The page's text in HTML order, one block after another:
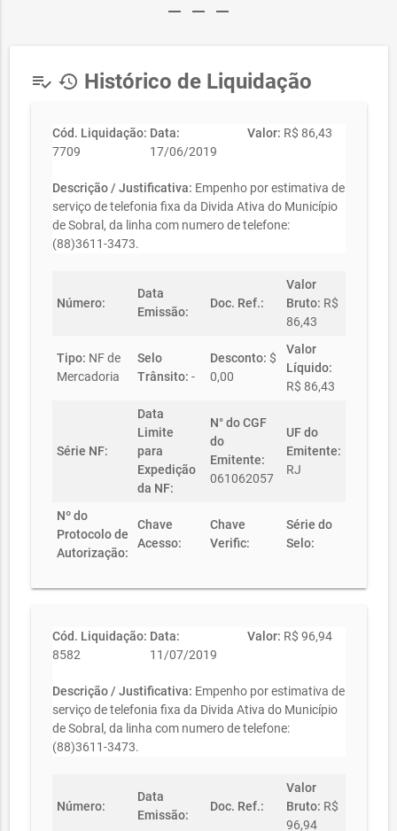
remove remove remove
playlist_add_check history Histórico de Liquidação
Cód. Liquidação:
7709
Data:
17/06/2019
Valor: R$ 86,43
Descrição / Justificativa: Empenho por estimativa de
serviço de telefonia fixa da Divida Ativa do Município
de Sobral, da linha com numero de telefone:
(88)3611-3473.
Número:
Data
Emissão:
Doc. Ref.:
Valor
Bruto: R$
86,43
Tipo: NF de
Mercadoria
Selo
Trânsito: -
Desconto: $
0,00
Valor
Líquido:
R$ 86,43
Série NF:
Data
Limite
para
Expedição
da NF:
N° do CGF
do
Emitente:
061062057
UF do
Emitente:
RJ
Nº do
Protocolo de
Autorização:
Chave
Acesso:
Chave
Verific:
Série do
Selo:
Cód. Liquidação:
8582
Data:
11/07/2019
Valor: R$ 96,94
Descrição / Justificativa: Empenho por estimativa de
serviço de telefonia fixa da Divida Ativa do Município
de Sobral, da linha com numero de telefone:
(88)3611-3473.
Número:
Data
Emissão:
Doc. Ref.:
Valor
Bruto: R$
96,94